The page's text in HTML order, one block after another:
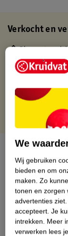
Verkocht en
Gratis
Gratis
Over dit
Nature Impact
We
Wij gebruiken
bieden en om
maken. Zo
tonen en zorgen
advertenties ziet.
accepteert. Je
intrekken. Meer
verwerken lees